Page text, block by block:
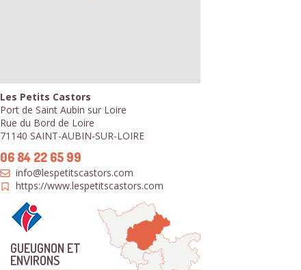
Les Petits Castors
Port de Saint Aubin sur Loire
Rue du Bord de Loire
71140 SAINT-AUBIN-SUR-LOIRE
06 84 22 65 99
info@lespetitscastors.com
https://www.lespetitscastors.com
GUEUGNON ET
ENVIRONS